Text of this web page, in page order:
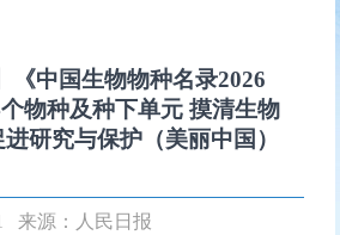
《中国生物物种名录2026
物种及种下单元 摸清生物
研究与保护（美丽中国）
来源：
人民日报